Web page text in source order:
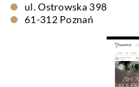
ul. Ostrowska 398
61-312 Poznań